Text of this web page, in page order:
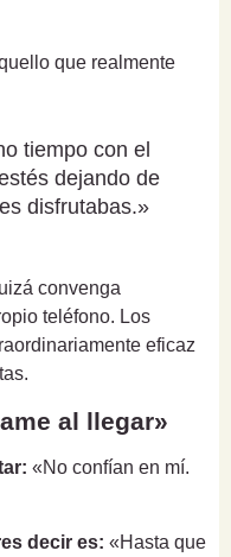
que realmente
tiempo con el
dejando de
disfrutabas.»
convenga
teléfono. Los
eficaz
al llegar»
«No confían en mí.
decir es: «Hasta que